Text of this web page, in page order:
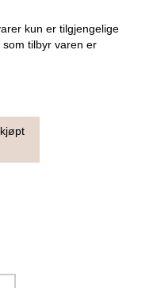
kun er tilgjengelige
tilbyr varen er